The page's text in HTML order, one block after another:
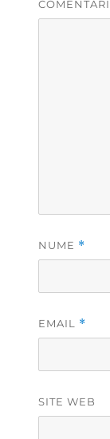
NUME *
EMAIL *
SITE WEB